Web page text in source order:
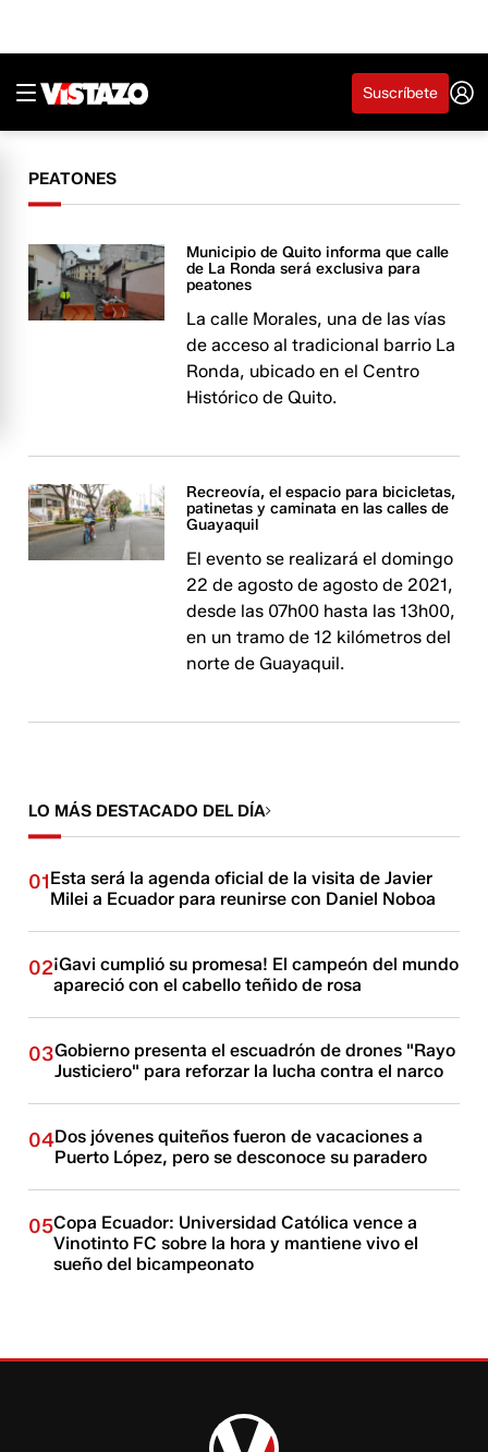
Suscríbete
PEATONES
Municipio de Quito informa que calle
de La Ronda será exclusiva para
peatones
La calle Morales, una de las vías
de acceso al tradicional barrio La
Ronda, ubicado en el Centro
Histórico de Quito.
Recreovía, el espacio para bicicletas,
patinetas y caminata en las calles de
Guayaquil
El evento se realizará el domingo
22 de agosto de agosto de 2021,
desde las 07h00 hasta las 13h00,
en un tramo de 12 kilómetros del
norte de Guayaquil.
LO MÁS DESTACADO DEL DÍA
01Esta será la agenda oficial de la visita de Javier
Milei a Ecuador para reunirse con Daniel Noboa
02¡Gavi cumplió su promesa! El campeón del mundo
apareció con el cabello teñido de rosa
03Gobierno presenta el escuadrón de drones "Rayo
Justiciero" para reforzar la lucha contra el narco
04Dos jóvenes quiteños fueron de vacaciones a
Puerto López, pero se desconoce su paradero
05Copa Ecuador: Universidad Católica vence a
Vinotinto FC sobre la hora y mantiene vivo el
sueño del bicampeonato